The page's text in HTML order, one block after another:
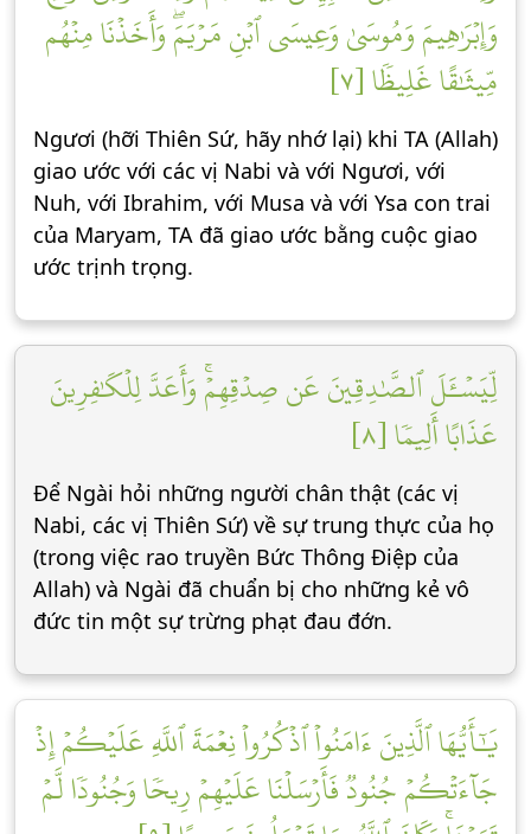
وَإِبۡرَٰهِيمَ وَمُوسَىٰ وَعِيسَى ٱبۡنِ مَرۡيَمَۖ وَأَخَذۡنَا مِنۡهُم
مِّيثَٰقًا غَلِيظٗا [٧]
Ngươi (hỡi Thiên Sứ, hãy nhớ lại) khi TA (Allah)
giao ước với các vị Nabi và với Ngươi, với
Nuh, với Ibrahim, với Musa và với Ysa con trai
của Maryam, TA đã giao ước bằng cuộc giao
ước trịnh trọng.
لِّيَسۡـَٔلَ ٱلصَّٰدِقِينَ عَن صِدۡقِهِمۡۚ وَأَعَدَّ لِلۡكَٰفِرِينَ
عَذَابًا أَلِيمٗا [٨]
Để Ngài hỏi những người chân thật (các vị
Nabi, các vị Thiên Sứ) về sự trung thực của họ
(trong việc rao truyền Bức Thông Điệp của
Allah) và Ngài đã chuẩn bị cho những kẻ vô
đức tin một sự trừng phạt đau đớn.
يَٰٓأَيُّهَا ٱلَّذِينَ ءَامَنُواْ ٱذۡكُرُواْ نِعۡمَةَ ٱللَّهِ عَلَيۡكُمۡ إِذۡ
جَآءَتۡكُمۡ جُنُودٞ فَأَرۡسَلۡنَا عَلَيۡهِمۡ رِيحٗا وَجُنُودٗا لَّمۡ